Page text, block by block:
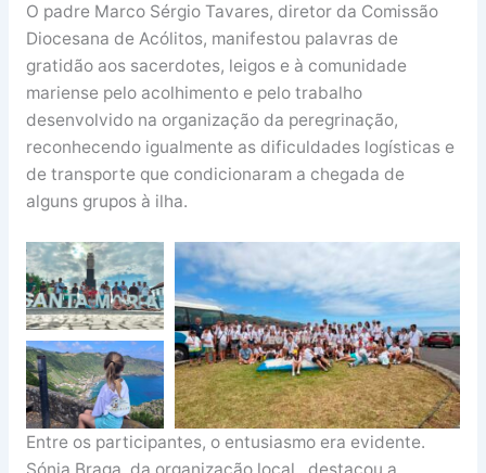
O padre Marco Sérgio Tavares, diretor da Comissão
Diocesana de Acólitos, manifestou palavras de
gratidão aos sacerdotes, leigos e à comunidade
mariense pelo acolhimento e pelo trabalho
desenvolvido na organização da peregrinação,
reconhecendo igualmente as dificuldades logísticas e
de transporte que condicionaram a chegada de
alguns grupos à ilha.
Entre os participantes, o entusiasmo era evidente.